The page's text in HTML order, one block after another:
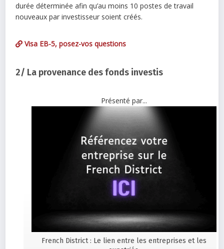
durée déterminée afin qu’au moins 10 postes de travail
nouveaux par investisseur soient créés.
Visa EB-5, posez-vos questions
2/ La provenance des fonds investis
Présenté par...
French District : Le lien entre les entreprises et les